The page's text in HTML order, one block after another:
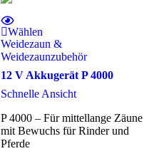
Wählen
Weidezaun &
Weidezaunzubehör
12 V Akkugerät P 4000
Schnelle Ansicht
P 4000 – Für mittellange Zäune
mit Bewuchs für Rinder und
Pferde